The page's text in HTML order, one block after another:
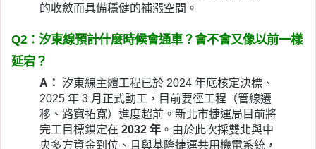
的收斂而具備穩健的補漲空間。
Q2：汐東線預計什麼時候會通車？會不會又像以前一樣
延宕？
A： 汐東線主體工程已於 2024 年底核定決標、
2025 年 3 月正式動工，目前要徑工程（管線遷
移、路寬拓寬）進度超前。新北市捷運局目前將
完工目標鎖定在 2032 年 。由於此次採雙北與中
央多方資金到位、且與基隆捷運共用機電系統，